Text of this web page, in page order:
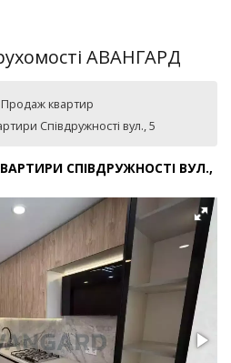
Продаж квартир
Співдружності вул., 5
СПІВДРУЖНОСТІ ВУЛ.,